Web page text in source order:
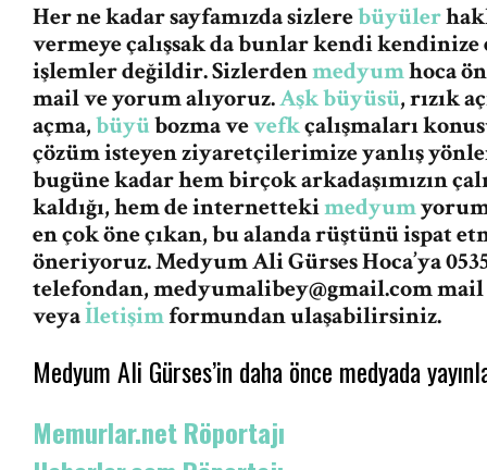
Her ne kadar sayfamızda sizlerebüyüler
vermeye çalışsak da bunlar kendi
işlemler değildir. Sizlerdenmedyumhoca
mail ve yorum alıyoruz.Aşk büyüsü, rızık
açma,büyübozma vevefkçalışmaları
çözüm isteyen ziyaretçilerimize yanlış
bugüne kadar hem birçok arkadaşımızın
kaldığı, hem de internettekimedyum
en çok öne çıkan, bu alanda rüştünü ispat
öneriyoruz. Medyum Ali Gürses Hoca’ya
telefondan,medyumalibey@gmail.commail
veyaİletişimformundan ulaşabilirsiniz.
Medyum Ali Gürses’in daha önce medyada
Memurlar.net Röportajı